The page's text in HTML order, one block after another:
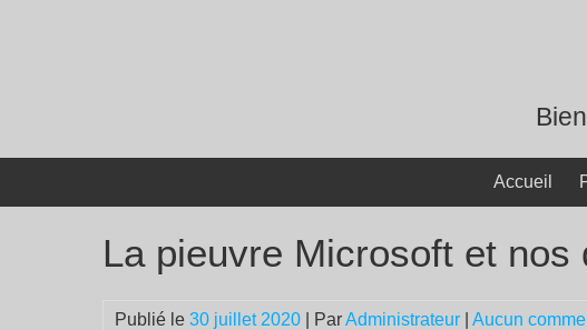
Accueil
La pieuvre Microsoft et nos
Publié le 30 juillet 2020 | ParAdministrateur Aucun